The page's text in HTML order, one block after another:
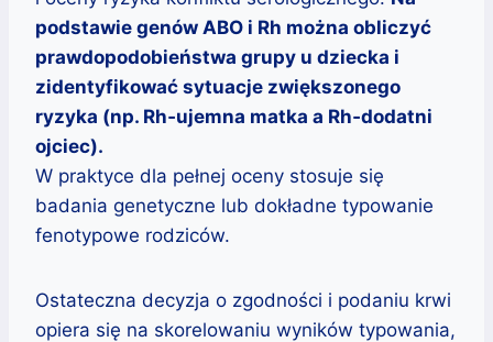
podstawie genów ABO i Rh można obliczyć
prawdopodobieństwa grupy u dziecka i
zidentyfikować sytuacje zwiększonego
ryzyka (np. Rh‑ujemna matka a Rh‑dodatni
ojciec).
W praktyce dla pełnej oceny stosuje się
badania genetyczne lub dokładne typowanie
fenotypowe rodziców.
Ostateczna decyzja o zgodności i podaniu krwi
opiera się na skorelowaniu wyników typowania,